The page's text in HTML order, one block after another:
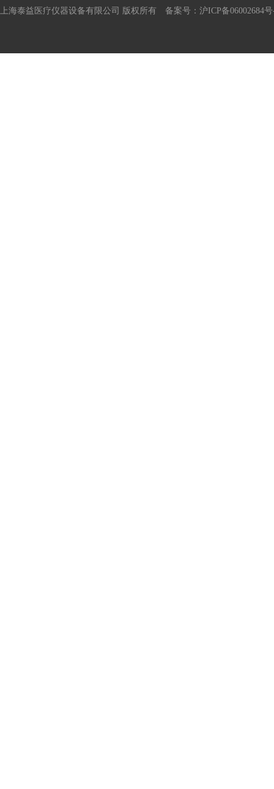
上海泰益医疗仪器设备有限公司 版权所有 备案号： 沪ICP备06002684